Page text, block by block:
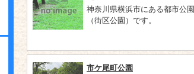
神奈川県横浜市にある都市公園
（街区公園）です。
市ケ尾町公園